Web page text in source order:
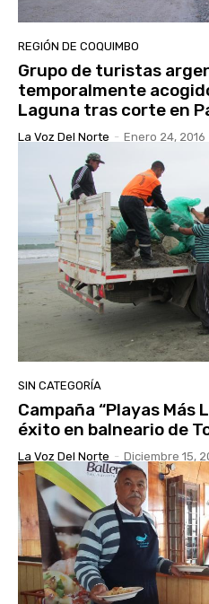
REGIÓN DE COQUIMBO
Grupo de turistas
temporalmente
Laguna tras corte en
La Voz Del Norte - Enero 24, 2016
SIN CATEGORÍA
Campaña “Playas Más
éxito en balneario de
La Voz Del Norte - Diciembre 15,